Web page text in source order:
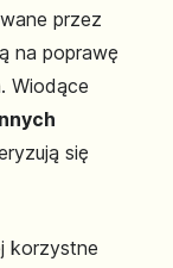
przez
na poprawę
Wiodące
się
korzystne